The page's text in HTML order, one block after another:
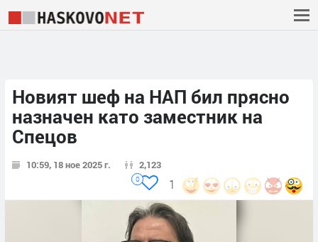
Новият шеф на НАП бил прясно
назначен като заместник на
Спецов
10:59, 18 ное 2025 г. 2,123
1
0